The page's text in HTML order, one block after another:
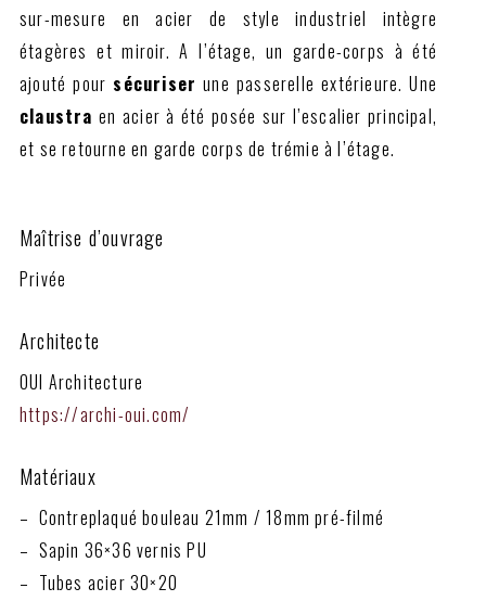
sur-mesure en acier de style industriel intègre
étagères et miroir. A l’étage, un garde-corps à été
ajouté pour sécuriser une passerelle extérieure. Une
claustra en acier à été posée sur l’escalier principal,
et se retourne en garde corps de trémie à l’étage.
Maîtrise d’ouvrage
Privée
Architecte
OUI Architecture
https://archi-oui.com/
Matériaux
– Contreplaqué bouleau 21mm / 18mm pré-filmé
– Sapin 36×36 vernis PU
– Tubes acier 30×20